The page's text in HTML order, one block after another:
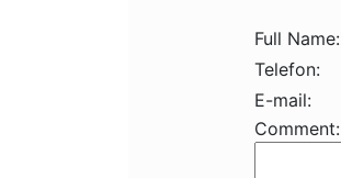
Full Name:
Telefon:
E-mail:
Comment: